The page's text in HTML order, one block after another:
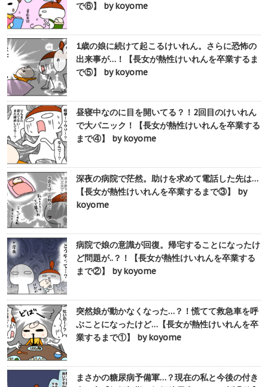
で⑥】 by koyome
1歳の娘に続けて起こるけいれん。さらに恐怖の
出来事が…！【長女が熱性けいれんを卒業するま
で⑤】 by koyome
昼寝中なのに目を開いてる？！2回目のけいれん
で大パニック！【長女が熱性けいれんを卒業する
まで④】 by koyome
深夜の病院で茫然。助けを求めて電話した先は…
【長女が熱性けいれんを卒業するまで③】 by
koyome
病院で娘の意識が回復。帰宅することになったけ
ど問題が..？！【長女が熱性けいれんを卒業する
まで②】 by koyome
突然娘が動かなくなった…？！慌てて救急車を呼
ぶことになったけど…【長女が熱性けいれんを卒
業するまで①】 by koyome
まさかの糖尿病予備軍…？現在の私と今後の付き